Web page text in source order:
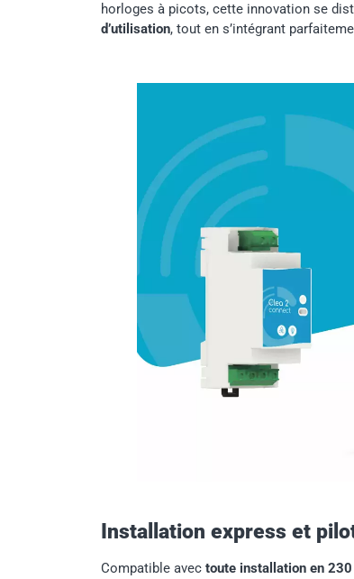
horloges à picots, cette innovation se
d’utilisation, tout en s’intégrant
Installation express et
Compatible avec toute installation en